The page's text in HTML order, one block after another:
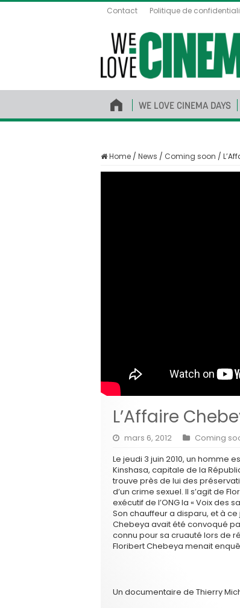
Contact Politique de
WE LOVE CINEMA DAYS
Home / News / Coming soon /
L’Affaire
mars 6, 2012
Coming
Le jeudi 3 juin 2010, un homme
Kinshasa, capitale de la
trouve près de lui des
d’un crime sexuel. Il s’agit de
exécutif de l’ONG la « Voix des
Son chauffeur a disparu, et à
Chebeya avait été convoqué
connu pour sa cruauté lors de
Floribert Chebeya menait
Un documentaire de Thierry